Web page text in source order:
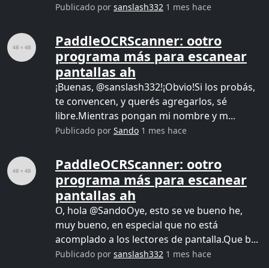
Publicado por sanslash332 1 mes hace
PaddleOCRScanner: ootro
programa más para escanear
pantallas ah
¡Buenas, @sanslash332!¡Obvio!Si los probás,
te convencen, y querés agregarlos, sé
libre.Mientras pongan mi nombre y m...
Publicado por Sando 1 mes hace
PaddleOCRScanner: ootro
programa más para escanear
pantallas ah
O, hola @SandoOye, esto se ve bueno he,
muy bueno, en especial que no está
acomplado a los lectores de pantalla.Que b...
Publicado por sanslash332 1 mes hace